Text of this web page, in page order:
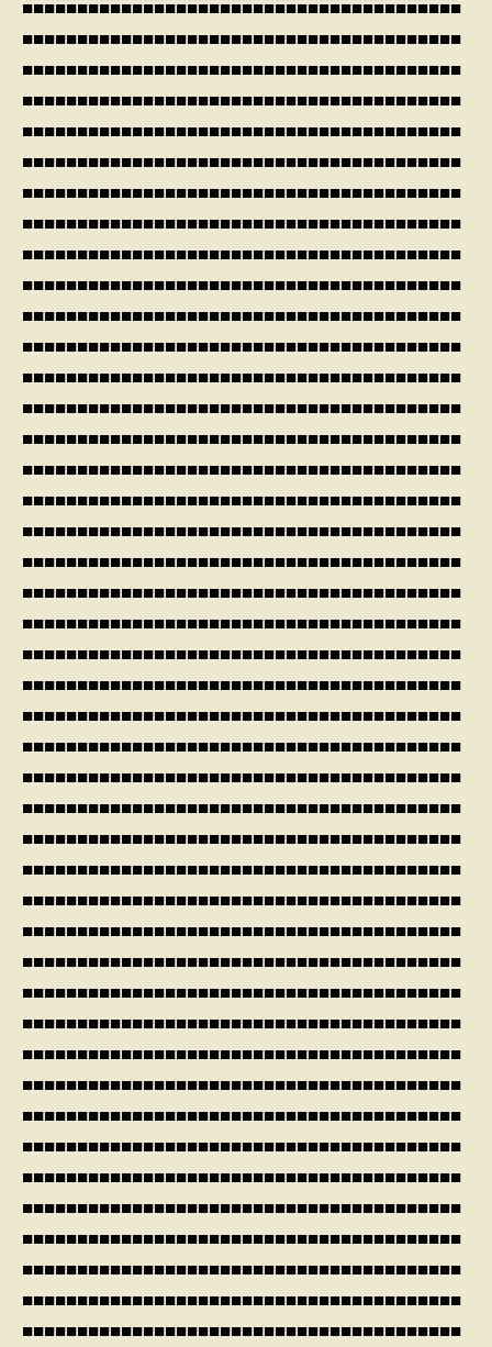
■■■■■■■■■■■■■■■■■■■■■■■■■■■■■■■■■■■■■■■■
■■■■■■■■■■■■■■■■■■■■■■■■■■■■■■■■■■■■■■■■
■■■■■■■■■■■■■■■■■■■■■■■■■■■■■■■■■■■■■■■■
■■■■■■■■■■■■■■■■■■■■■■■■■■■■■■■■■■■■■■■■
■■■■■■■■■■■■■■■■■■■■■■■■■■■■■■■■■■■■■■■■
■■■■■■■■■■■■■■■■■■■■■■■■■■■■■■■■■■■■■■■■
■■■■■■■■■■■■■■■■■■■■■■■■■■■■■■■■■■■■■■■■
■■■■■■■■■■■■■■■■■■■■■■■■■■■■■■■■■■■■■■■■
■■■■■■■■■■■■■■■■■■■■■■■■■■■■■■■■■■■■■■■■
■■■■■■■■■■■■■■■■■■■■■■■■■■■■■■■■■■■■■■■■
■■■■■■■■■■■■■■■■■■■■■■■■■■■■■■■■■■■■■■■■
■■■■■■■■■■■■■■■■■■■■■■■■■■■■■■■■■■■■■■■■
■■■■■■■■■■■■■■■■■■■■■■■■■■■■■■■■■■■■■■■■
■■■■■■■■■■■■■■■■■■■■■■■■■■■■■■■■■■■■■■■■
■■■■■■■■■■■■■■■■■■■■■■■■■■■■■■■■■■■■■■■■
■■■■■■■■■■■■■■■■■■■■■■■■■■■■■■■■■■■■■■■■
■■■■■■■■■■■■■■■■■■■■■■■■■■■■■■■■■■■■■■■■
■■■■■■■■■■■■■■■■■■■■■■■■■■■■■■■■■■■■■■■■
■■■■■■■■■■■■■■■■■■■■■■■■■■■■■■■■■■■■■■■■
■■■■■■■■■■■■■■■■■■■■■■■■■■■■■■■■■■■■■■■■
■■■■■■■■■■■■■■■■■■■■■■■■■■■■■■■■■■■■■■■■
■■■■■■■■■■■■■■■■■■■■■■■■■■■■■■■■■■■■■■■■
■■■■■■■■■■■■■■■■■■■■■■■■■■■■■■■■■■■■■■■■
■■■■■■■■■■■■■■■■■■■■■■■■■■■■■■■■■■■■■■■■
■■■■■■■■■■■■■■■■■■■■■■■■■■■■■■■■■■■■■■■■
■■■■■■■■■■■■■■■■■■■■■■■■■■■■■■■■■■■■■■■■
■■■■■■■■■■■■■■■■■■■■■■■■■■■■■■■■■■■■■■■■
■■■■■■■■■■■■■■■■■■■■■■■■■■■■■■■■■■■■■■■■
■■■■■■■■■■■■■■■■■■■■■■■■■■■■■■■■■■■■■■■■
■■■■■■■■■■■■■■■■■■■■■■■■■■■■■■■■■■■■■■■■
■■■■■■■■■■■■■■■■■■■■■■■■■■■■■■■■■■■■■■■■
■■■■■■■■■■■■■■■■■■■■■■■■■■■■■■■■■■■■■■■■
■■■■■■■■■■■■■■■■■■■■■■■■■■■■■■■■■■■■■■■■
■■■■■■■■■■■■■■■■■■■■■■■■■■■■■■■■■■■■■■■■
■■■■■■■■■■■■■■■■■■■■■■■■■■■■■■■■■■■■■■■■
■■■■■■■■■■■■■■■■■■■■■■■■■■■■■■■■■■■■■■■■
■■■■■■■■■■■■■■■■■■■■■■■■■■■■■■■■■■■■■■■■
■■■■■■■■■■■■■■■■■■■■■■■■■■■■■■■■■■■■■■■■
■■■■■■■■■■■■■■■■■■■■■■■■■■■■■■■■■■■■■■■■
■■■■■■■■■■■■■■■■■■■■■■■■■■■■■■■■■■■■■■■■
■■■■■■■■■■■■■■■■■■■■■■■■■■■■■■■■■■■■■■■■
■■■■■■■■■■■■■■■■■■■■■■■■■■■■■■■■■■■■■■■■
■■■■■■■■■■■■■■■■■■■■■■■■■■■■■■■■■■■■■■■■
■■■■■■■■■■■■■■■■■■■■■■■■■■■■■■■■■■■■■■■■